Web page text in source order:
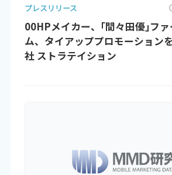
プレスリリース
00HPメイカー、｢間々田優｣フ
ム、タイアッププロモーション
社 ストラテイション